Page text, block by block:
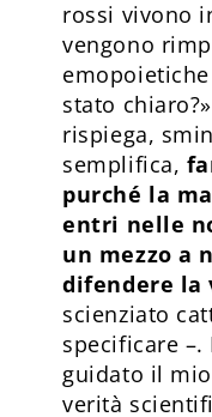
rossi vivono
vengono
stato
rispiega,
semplifica,
purché la
entri nelle
un mezzo a
difendere la
scienziato
specificare
guidato il
verità